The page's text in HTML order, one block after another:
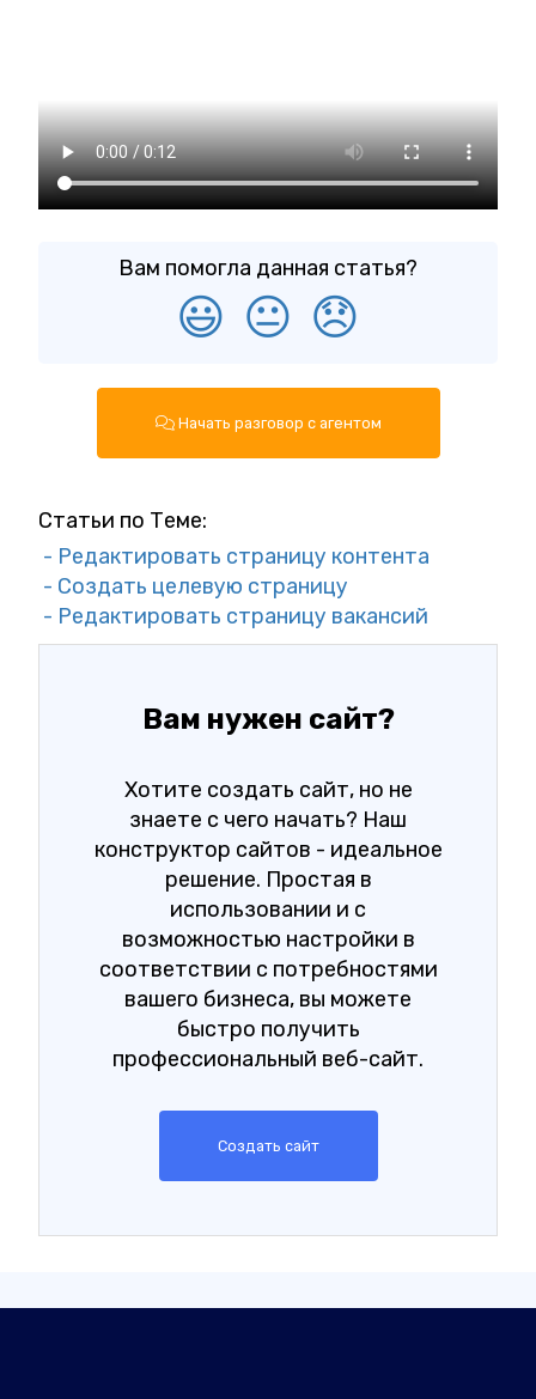
Вам помогла данная статья?
😃 😐 😞
Начать разговор с агентом
Статьи по Теме:
- Редактировать страницу контента
- Создать целевую страницу
- Редактировать страницу вакансий
Вам нужен сайт?
Хотите создать сайт, но не
знаете с чего начать? Наш
конструктор сайтов - идеальное
решение. Простая в
использовании и с
возможностью настройки в
соответствии с потребностями
вашего бизнеса, вы можете
быстро получить
профессиональный веб-сайт.
Создать сайт